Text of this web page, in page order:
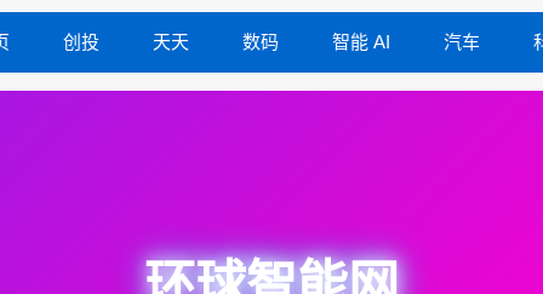
创投 天天 数码 智能 AI 汽车